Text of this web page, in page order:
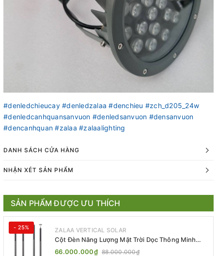
#denledchieucay #denledzalaa #denchieu #zch_d205_24w
#denledcanhquansanvuon #denledsanvuon #densanvuon
#dencanhquan #zalaa #zalaalighting
DANH SÁCH CỬA HÀNG
NHẬN XÉT SẢN PHẨM
SẢN PHẨM ĐƯỢC ƯU THÍCH
- 25% ZALAA VERTICAL SOLAR
Cột Đèn Năng Lượng Mặt Trời Dọc Thông Minh
ZSR-YYDS-360 | ZALAA Jsc
66.000.000₫ 88.000.000₫